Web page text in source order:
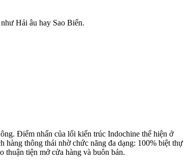
Hải âu hay Sao Biển.
Điểm nhấn của lối kiến trúc Indochine thể hiện ở
thông thái nhờ chức năng đa dạng: 100% biệt thự
tiện mở cửa hàng và buôn bán.